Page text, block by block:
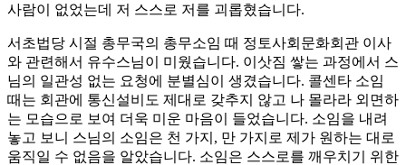
사람이 없었는데 저 스스로 저를 괴롭혔습니다.
서초법당 시절 총무국의 총무소임 때 정토사회문화회관 이사
와 관련해서 유수스님이 미웠습니다. 이삿짐 쌓는 과정에서 스
님의 일관성 없는 요청에 분별심이 생겼습니다. 콜센타 소임
때는 회관에 통신설비도 제대로 갖추지 않고 나 몰라라 외면하
는 모습으로 보여 더욱 미운 마음이 들었습니다. 소임을 내려
놓고 보니 스님의 소임은 천 가지, 만 가지로 제가 원하는 대로
움직일 수 없음을 알았습니다. 소임은 스스로를 깨우치기 위한